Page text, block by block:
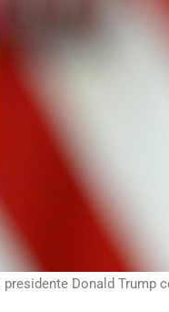
presidente Donald Trump